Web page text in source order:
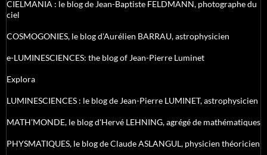
CIELMANIA : le blog de Jean-Baptiste FELDMANN, photographe du
ciel
COSMOGONIES, le blog d'Aurélien BARRAU, astrophysicien
e-LUMINESCIENCES: the blog of Jean-Pierre Luminet
Explora
LUMINESCIENCES : le blog de Jean-Pierre LUMINET, astrophysicien
MATH'MONDE, le blog d'Hervé LEHNING, agrégé de mathématiques
PHYSMATIQUES, le blog de Claude ASLANGUL, physicien théoricien